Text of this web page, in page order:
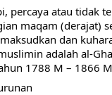
percaya atau tidak
maqam (derajat)
dan
adalah al-
1788 M – 1866